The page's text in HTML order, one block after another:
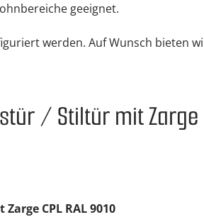
geeignet.
werden. Auf Wunsch bieten
/ Stiltür mit Zarge
CPL RAL 9010